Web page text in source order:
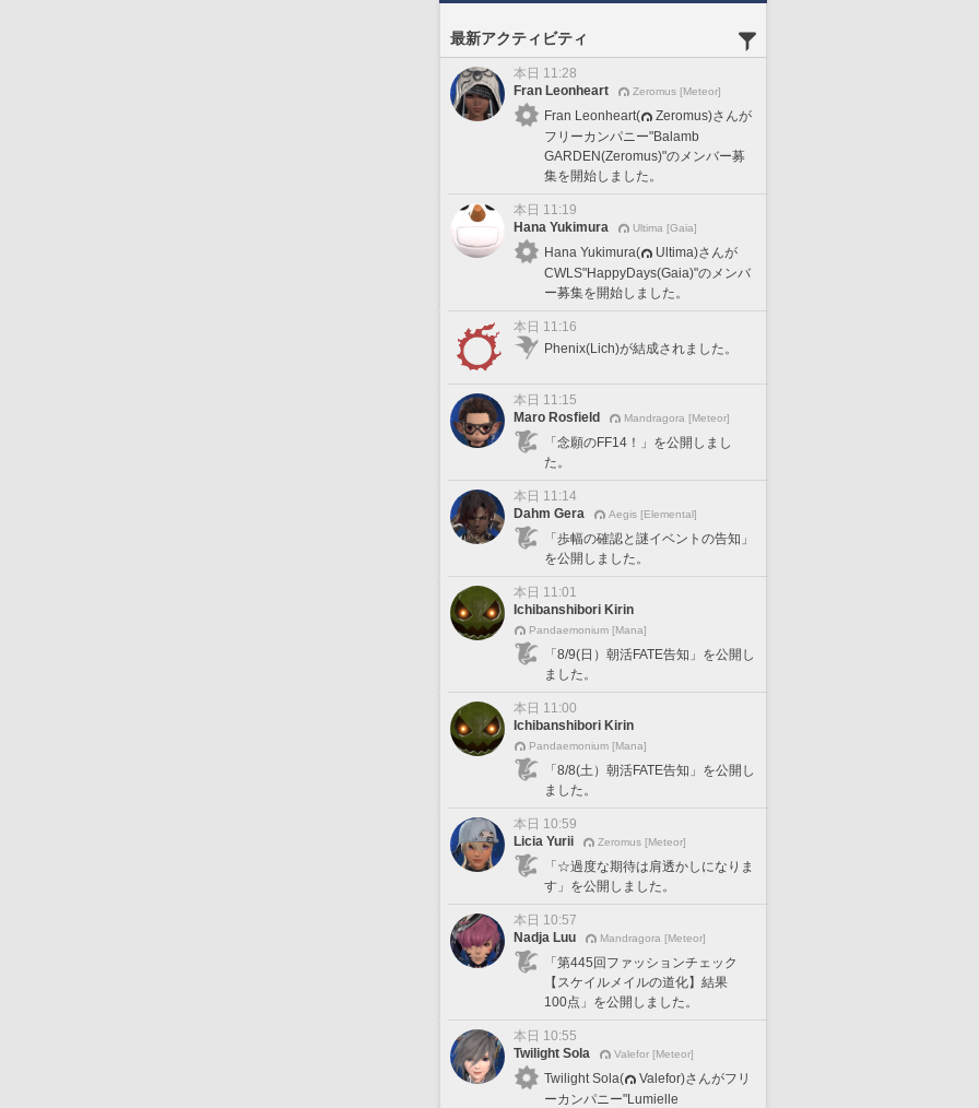
最新アクティビティ
本日 11:28
Fran Leonheart
Zeromus [Meteor]
Fran Leonheart(
Zeromus)さんが
フリーカンパニー"Balamb
GARDEN(Zeromus)"のメンバー募
集を開始しました。
本日 11:19
Hana Yukimura
Ultima [Gaia]
Hana Yukimura(
Ultima)さんが
CWLS"HappyDays(Gaia)"のメンバ
ー募集を開始しました。
本日 11:16
Phenix(Lich)が結成されました。
本日 11:15
Maro Rosfield
Mandragora [Meteor]
「念願のFF14！」を公開しまし
た。
本日 11:14
Dahm Gera
Aegis [Elemental]
「歩幅の確認と謎イベントの告知」
を公開しました。
本日 11:01
Ichibanshibori Kirin
Pandaemonium [Mana]
「8/9(日）朝活FATE告知」を公開し
ました。
本日 11:00
Ichibanshibori Kirin
Pandaemonium [Mana]
「8/8(土）朝活FATE告知」を公開し
ました。
本日 10:59
Licia Yurii
Zeromus [Meteor]
「☆過度な期待は肩透かしになりま
す」を公開しました。
本日 10:57
Nadja Luu
Mandragora [Meteor]
「第445回ファッションチェック
【スケイルメイルの道化】結果
100点」を公開しました。
本日 10:55
Twilight Sola
Valefor [Meteor]
Twilight Sola(
Valefor)さんがフリ
ーカンパニー"Lumielle